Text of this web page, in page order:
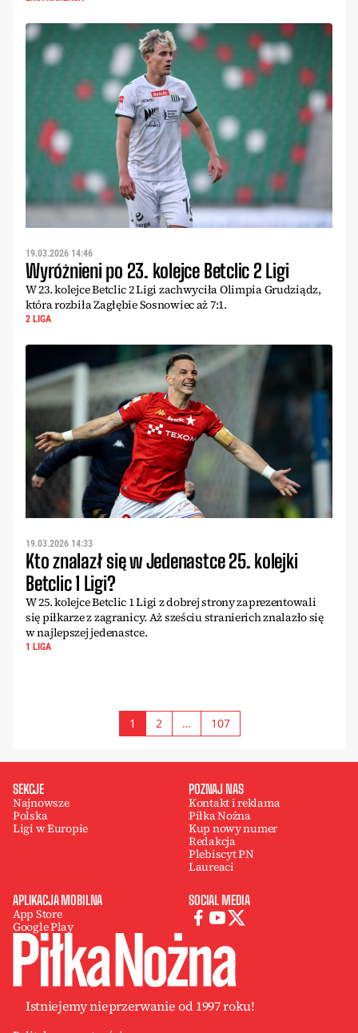
19.03.2026 14:46
Wyróżnieni po 23. kolejce Betclic 2 Ligi
W 23. kolejce Betclic 2 Ligi zachwyciła Olimpia Grudziądz,
która rozbiła Zagłębie Sosnowiec aż 7:1.
2 LIGA
19.03.2026 14:33
Kto znalazł się w Jedenastce 25. kolejki
Betclic 1 Ligi?
W 25. kolejce Betclic 1 Ligi z dobrej strony zaprezentowali
się piłkarze z zagranicy. Aż sześciu stranierich znalazło się
w najlepszej jedenastce.
1 LIGA
1 2 … 107
SEKCJE
Najnowsze
Polska
Ligi w Europie
POZNAJ NAS
Kontakt i reklama
Piłka Nożna
Kup nowy numer
Redakcja
Plebiscyt PN
Laureaci
APLIKACJA MOBILNA
App Store
Google Play
SOCIAL MEDIA
Istniejemy nieprzerwanie od 1997 roku!